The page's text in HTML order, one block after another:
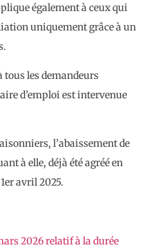
également à ceux qui
uniquement grâce à un
tous les demandeurs
d’emploi est intervenue
l’abaissement de
à elle, déjà été agréé en
avril 2025.
2026 relatif à la durée